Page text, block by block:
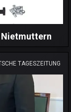
TAGESZEITUNG